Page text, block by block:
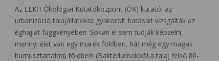
Az ELKH Ökológiai Kutatóközpont (ÖK) kutatói az
urbanizáció talajállatokra gyakorolt hatásait vizsgálták az
éghajlat függvényében. Sokan el sem tudják képzelni,
mennyi élet van egy marék földben, hát még egy magas
humusztartalmú földben! (Baktériumokból a talaj felső 80-